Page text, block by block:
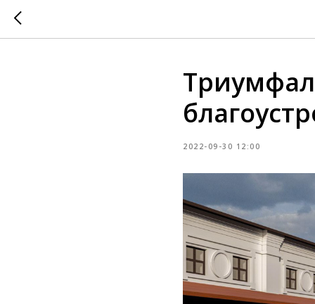
2022-09-30 12:00